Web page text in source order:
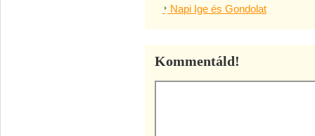
Napi Ige és Gondolat
Kommentáld!